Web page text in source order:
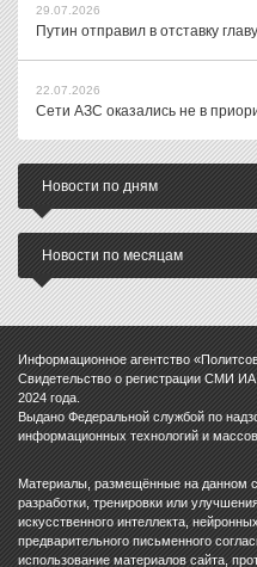
29.07.2026
Путин отправил в отставку
22.07.2026
Сети АЗС оказались не в
Новости по дням
Новости по месяцам
Информационное агентство
Свидетельство о регистрации СМИ
2024 года.
Выдано Федеральной службой по
информационных технологий и
Материалы, размещённые на данном
разработки, тренировки или
искусственного интеллекта,
предварительного письменного
использование материалов сайта,